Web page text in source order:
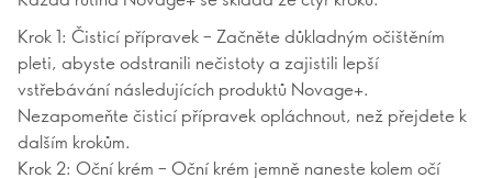
Krok 1: Čisticí přípravek – Začněte důkladným očištěním
pleti, abyste odstranili nečistoty a zajistili lepší
vstřebávání následujících produktů Novage+.
Nezapomeňte čisticí přípravek opláchnout, než přejdete k
dalším krokům.
Krok 2: Oční krém – Oční krém jemně naneste kolem očí